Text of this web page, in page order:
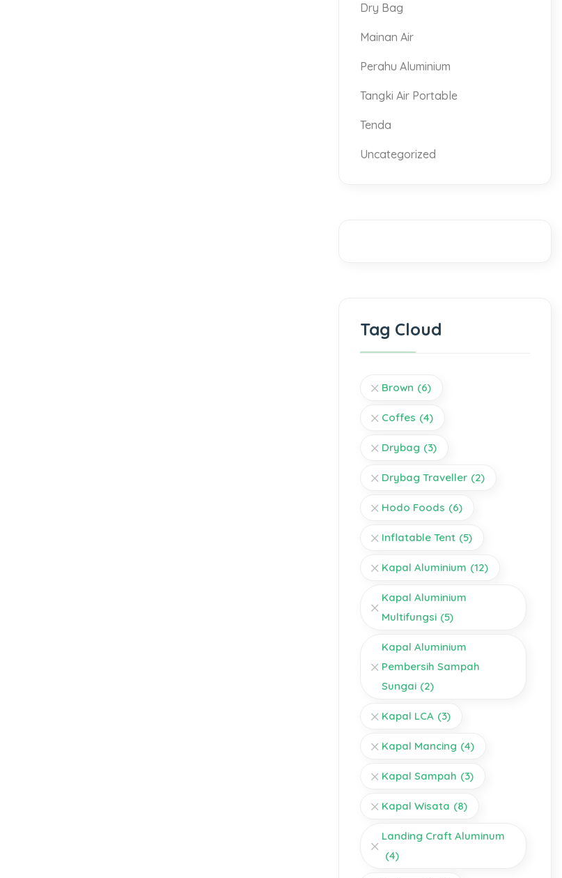
Dry Bag
Mainan Air
Perahu Aluminium
Tangki Air Portable
Tenda
Uncategorized
Tag Cloud
Brown (6)
Coffes (4)
Drybag (3)
Drybag Traveller (2)
Hodo Foods (6)
Inflatable Tent (5)
Kapal Aluminium (12)
Kapal Aluminium
Multifungsi (5)
Kapal Aluminium
Pembersih Sampah
Sungai (2)
Kapal LCA (3)
Kapal Mancing (4)
Kapal Sampah (3)
Kapal Wisata (8)
Landing Craft Aluminum
(4)